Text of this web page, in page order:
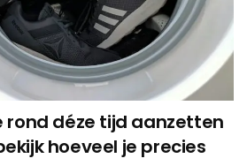
rond déze tijd aanzetten
hoeveel je precies